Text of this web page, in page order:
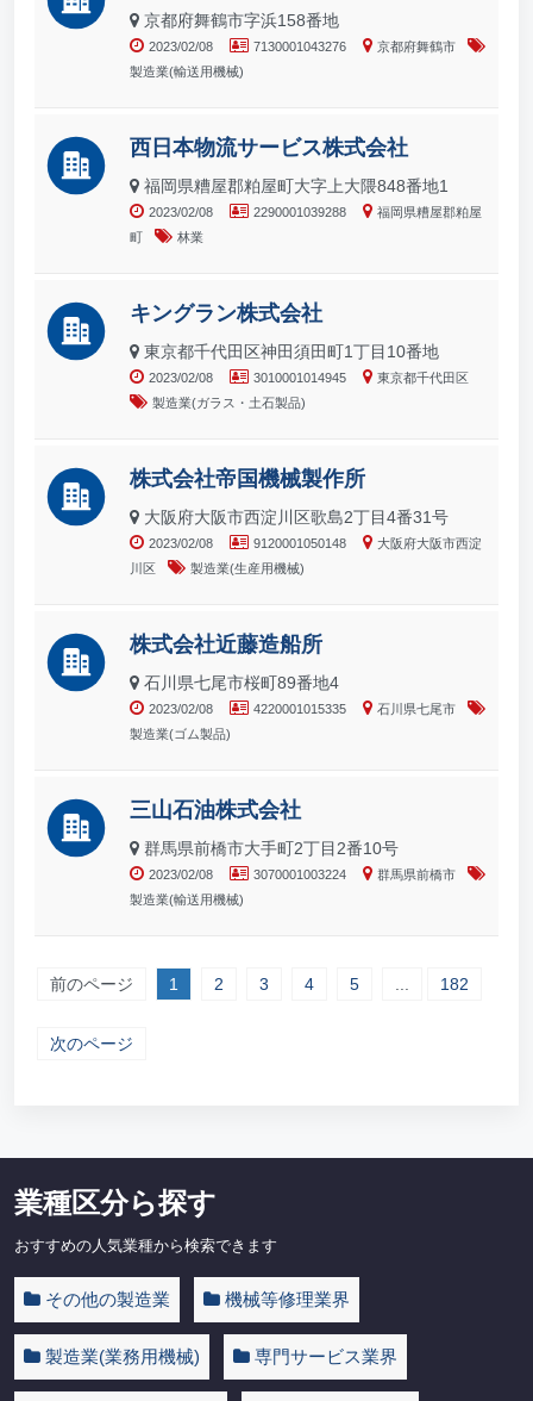
京都府舞鶴市字浜158番地
2023/02/08 7130001043276
京都府舞鶴市
製造業(輸送用機械)
西日本物流サービス株式会社
福岡県糟屋郡粕屋町大字上大隈848番地1
2023/02/08 2290001039288
福岡県糟屋郡粕屋
町
林業
キングラン株式会社
東京都千代田区神田須田町1丁目10番地
2023/02/08 3010001014945
東京都千代田区
製造業(ガラス・土石製品)
株式会社帝国機械製作所
大阪府大阪市西淀川区歌島2丁目4番31号
2023/02/08 9120001050148
大阪府大阪市西淀
川区
製造業(生産用機械)
株式会社近藤造船所
石川県七尾市桜町89番地4
2023/02/08 4220001015335
石川県七尾市
製造業(ゴム製品)
三山石油株式会社
群馬県前橋市大手町2丁目2番10号
2023/02/08 3070001003224
群馬県前橋市
製造業(輸送用機械)
前のページ 1 2 3 4 5 182
次のページ
業種区分ら探す
おすすめの人気業種から検索できます
その他の製造業 機械等修理業界
製造業(業務用機械) 専門サービス業界